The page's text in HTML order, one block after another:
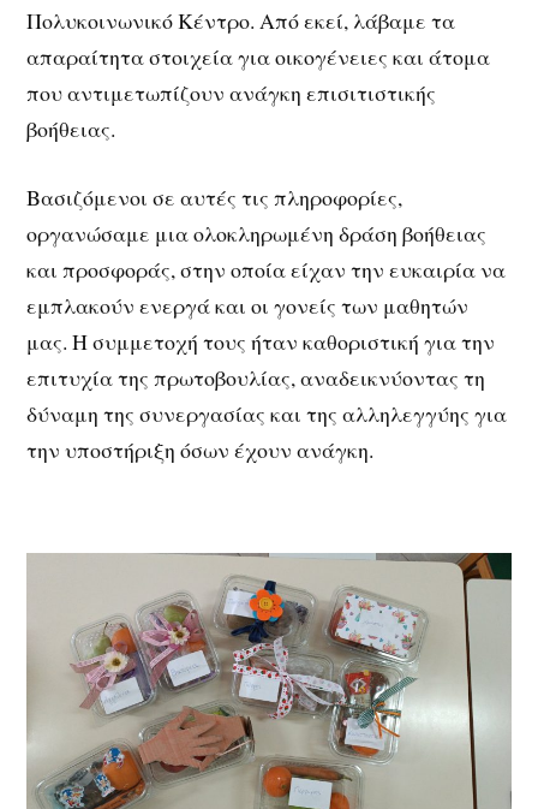
Πολυκοινωνικό Κέντρο. Από εκεί, λάβαμε τα
απαραίτητα στοιχεία για οικογένειες και άτομα
που αντιμετωπίζουν ανάγκη επισιτιστικής
βοήθειας.
Βασιζόμενοι σε αυτές τις πληροφορίες,
οργανώσαμε μια ολοκληρωμένη δράση βοήθειας
και προσφοράς, στην οποία είχαν την ευκαιρία να
εμπλακούν ενεργά και οι γονείς των μαθητών
μας. Η συμμετοχή τους ήταν καθοριστική για την
επιτυχία της πρωτοβουλίας, αναδεικνύοντας τη
δύναμη της συνεργασίας και της αλληλεγγύης για
την υποστήριξη όσων έχουν ανάγκη.